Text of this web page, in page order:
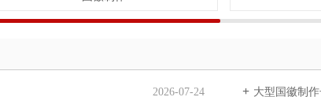
2026-07-24 大型国徽制